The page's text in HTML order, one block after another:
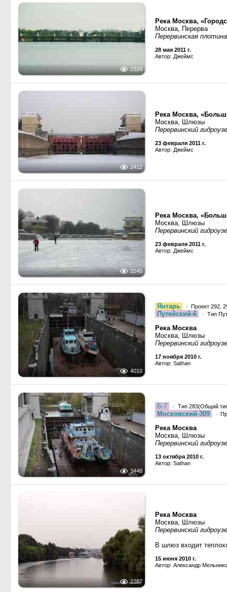
2324
Река Москва,
Москва, Перерва
Перервинская
28 мая 2011 г.
Автор: Джеймс
2412
Река Москва,
Москва, Шлюзы
Перервинский
23 февраля 2011 г.
Автор: Джеймс
2245
Река Москва,
Москва, Шлюзы
Перервинский
23 февраля 2011 г.
Автор: Джеймс
4010
Янтарь · Проект 292,
Путейский-6 · Тип
Река Москва
Москва, Шлюзы
Перервинский
17 ноября 2010 г.
Автор: Sathan
3448
Б-7 · Тип 283(Общий
Московский-309 ·
Река Москва
Москва, Шлюзы
Перервинский
13 октября 2010 г.
Автор: Sathan
2287
Река Москва
Москва, Шлюзы
Перервинский
В шлюз входит
15 июня 2010 г.
Автор: Александр